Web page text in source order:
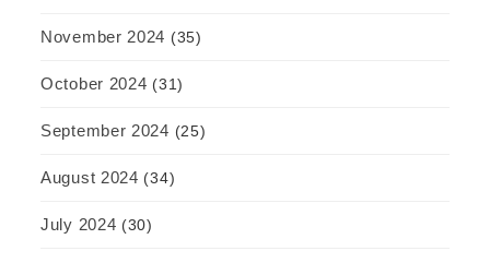
November 2024 (35)
October 2024 (31)
September 2024 (25)
August 2024 (34)
July 2024 (30)